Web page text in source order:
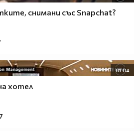
снимани със Snapchat?
01:04
хотел